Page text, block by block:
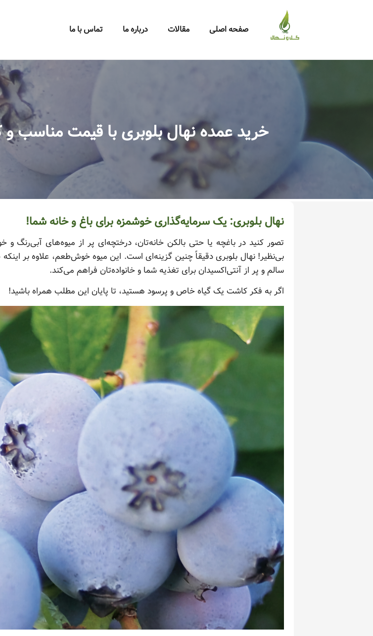
صفحه اصلی مقالات درباره ما تماس با ما
خرید عمده نهال بلوبری با قیمت
نهال بلوبری: یک سرمایه‌گذاری خوشمزه برای باغ و خانه شما!
تصور کنید در باغچه یا حتی بالکن خانه‌تان، درختچه‌ای پر از میوه‌های
بی‌نظیر! نهال بلوبری دقیقاً چنین گزینه‌ای است. این میوه خوش‌طعم، علاوه بر
سالم و پر از آنتی‌اکسیدان برای تغذیه شما و خانواده‌تان فراهم می‌کند.
اگر به فکر کاشت یک گیاه خاص و پرسود هستید، تا پایان این مطلب همراه باشید!